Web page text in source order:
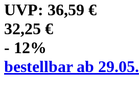
UVP: 36,59 €
32,25 €
- 12%
bestellbar ab 29.05.